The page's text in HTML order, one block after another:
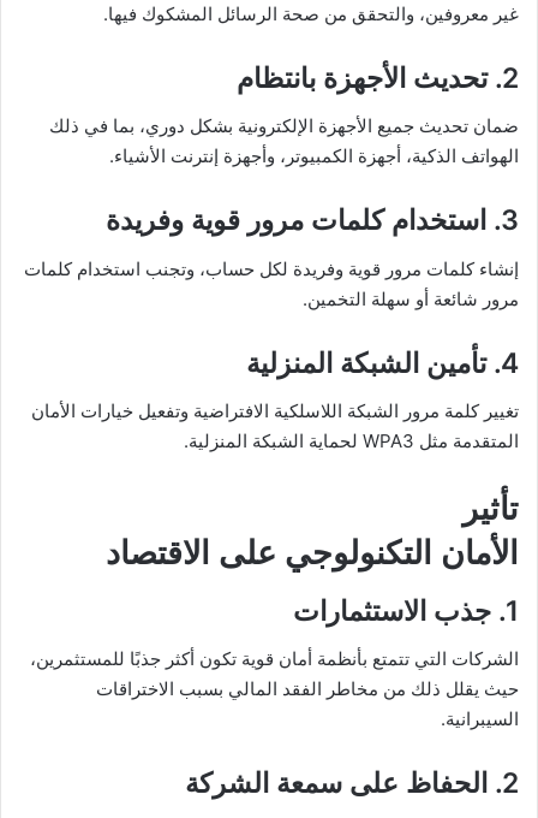
غير معروفين، والتحقق من صحة الرسائل المشكوك فيها.
2. تحديث الأجهزة بانتظام
ضمان تحديث جميع الأجهزة الإلكترونية بشكل دوري، بما في ذلك
الهواتف الذكية، أجهزة الكمبيوتر، وأجهزة إنترنت الأشياء.
3. استخدام كلمات مرور قوية وفريدة
إنشاء كلمات مرور قوية وفريدة لكل حساب، وتجنب استخدام كلمات
مرور شائعة أو سهلة التخمين.
4. تأمين الشبكة المنزلية
تغيير كلمة مرور الشبكة اللاسلكية الافتراضية وتفعيل خيارات الأمان
المتقدمة مثل WPA3 لحماية الشبكة المنزلية.
تأثير
الأمان التكنولوجي على الاقتصاد
1. جذب الاستثمارات
الشركات التي تتمتع بأنظمة أمان قوية تكون أكثر جذبًا للمستثمرين،
حيث يقلل ذلك من مخاطر الفقد المالي بسبب الاختراقات
السيبرانية.
2. الحفاظ على سمعة الشركة